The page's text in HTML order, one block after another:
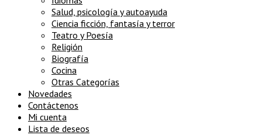
Salud, psicología y autoayuda
Ciencia ficción, fantasía y terror
Teatro y Poesía
Religión
Biografía
Cocina
Otras Categorías
Novedades
Contáctenos
Mi cuenta
Lista de deseos